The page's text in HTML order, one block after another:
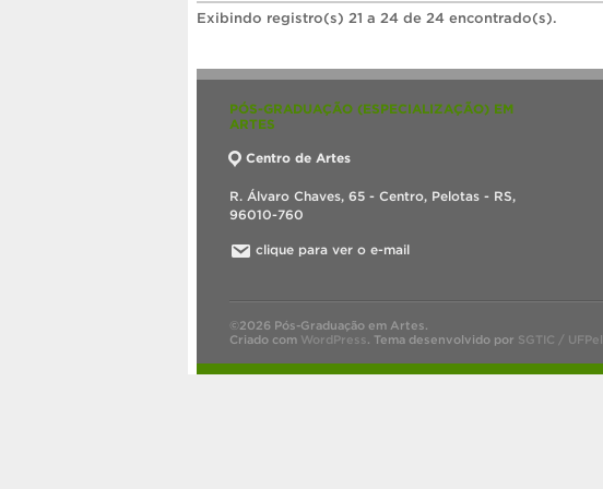
Exibindo registro(s) 21 a 24 de 24 encontrado(s).
PÓS-GRADUAÇÃO (ESPECIALIZAÇÃO) EM
ARTES
Centro de Artes
R. Álvaro Chaves, 65 - Centro, Pelotas - RS,
96010-760
clique para ver o e-mail
©2026 Pós-Graduação em Artes.
Criado com WordPress. Tema desenvolvido por SGTIC / UFPel